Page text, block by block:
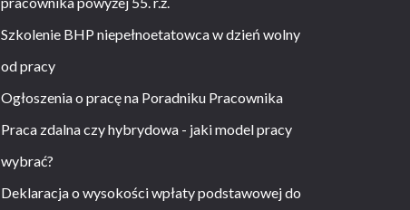
Szkolenie BHP niepełnoetatowca w dzień wolny
od pracy
Ogłoszenia o pracę na Poradniku Pracownika
Praca zdalna czy hybrydowa - jaki model pracy
wybrać?
Deklaracja o wysokości wpłaty podstawowej do